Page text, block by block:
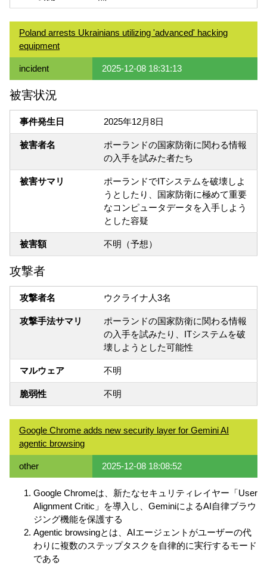
Poland arrests Ukrainians utilizing 'advanced' hacking
equipment
incident 2025-12-08 18:31:13
被害状況
事件発生日 2025年12月8日
被害者名
ポーランドの国家防衛に関わる情報
の入手を試みた者たち
被害サマリ
ポーランドでITシステムを破壊しよ
うとしたり、国家防衛に極めて重要
なコンピュータデータを入手しよう
とした容疑
被害額 不明（予想）
攻撃者
攻撃者名 ウクライナ人3名
攻撃手法サマリ
ポーランドの国家防衛に関わる情報
の入手を試みたり、ITシステムを破
壊しようとした可能性
マルウェア 不明
脆弱性 不明
Google Chrome adds new security layer for Gemini AI
agentic browsing
other 2025-12-08 18:08:52
Google Chromeは、新たなセキュリティレイヤー「User
Alignment Critic」を導入し、GeminiによるAI自律ブラウ
ジング機能を保護する
Agentic browsingとは、AIエージェントがユーザーの代
わりに複数のステップタスクを自律的に実行するモード
である